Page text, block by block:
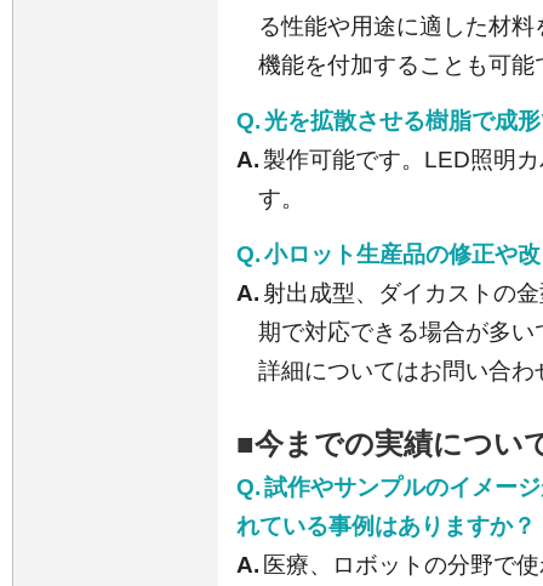
る性能や用途に適した材
機能を付加することも可能
Q.光を拡散させる樹脂で成
A.製作可能です。LED照明
す。
Q.小ロット生産品の修正や
A. 射出成型、ダイカストの
期で対応できる場合が多い
詳細についてはお問い合わ
■今までの実績につい
Q.試作やサンプルのイメー
れている事例はありますか？
A. 医療、ロボットの分野で